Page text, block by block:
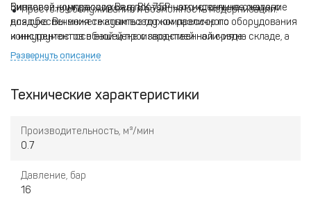
Простота обслуживания и возможность модернизации.
бизнесов, нуждающихся в постоянном источнике сжатого
воздуха. Вы можете купить этот компрессор по
конкурентоспособной цене с гарантией наличия на складе, а
также воспользоваться услугой доставки. Не упустите
Винтовой компрессор Berg ВК-7,5Р - это идеальное решение
для обеспечения сжатым воздухом различного оборудования
и инструментов в вашей производственной среде.
Развернуть описание
Технические характеристики
Производительность, м³/мин
0.7
Давление, бар
16